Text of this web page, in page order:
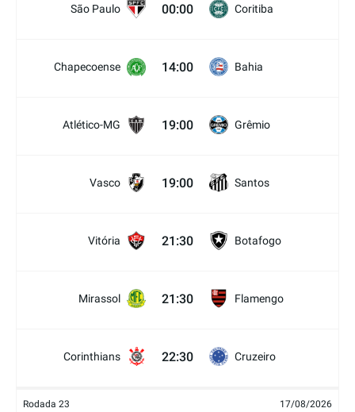
São Paulo 00:00 Coritiba
Chapecoense 14:00 Bahia
Atlético-MG 19:00 Grêmio
Vasco 19:00 Santos
Vitória 21:30 Botafogo
Mirassol 21:30 Flamengo
Corinthians 22:30 Cruzeiro
Rodada 23 17/08/2026